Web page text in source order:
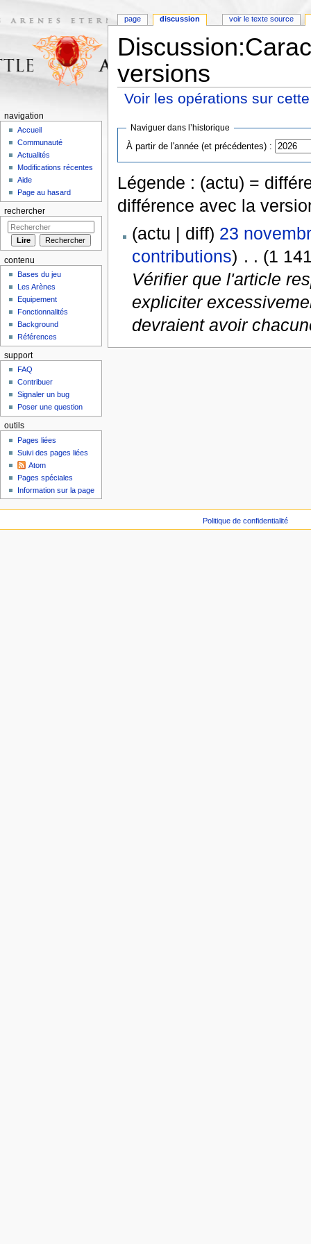
versions
Voir les opérations sur
Naviguer dans l’historique
À partir de l'année (et précédentes) :
Légende : (actu) =
différence avec la
(actu | diff) 23
contributions) . . (1
Vérifier que l'article
expliciter
devraient avoir
page discussion voir le texte source
navigation
Accueil
Communauté
Actualités
Modifications récentes
Aide
Page au hasard
rechercher
contenu
Bases du jeu
Les Arènes
Equipement
Fonctionnalités
Background
Références
support
FAQ
Contribuer
Signaler un bug
Poser une question
outils
Pages liées
Suivi des pages liées
Atom
Pages spéciales
Information sur la page
Politique de confidentialité